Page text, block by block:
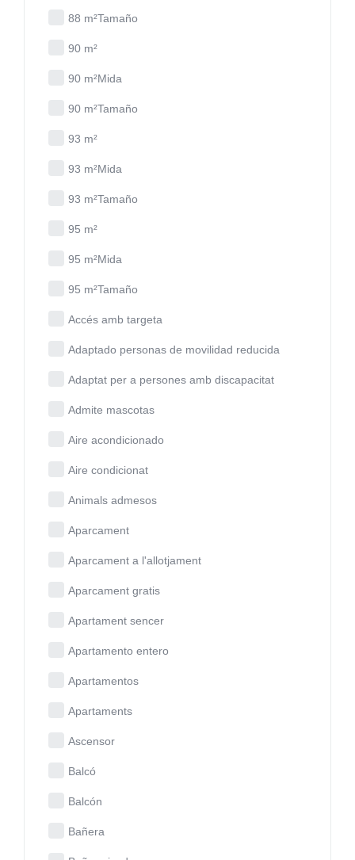
88 m²Tamaño
90 m²
90 m²Mida
90 m²Tamaño
93 m²
93 m²Mida
93 m²Tamaño
95 m²
95 m²Mida
95 m²Tamaño
Accés amb targeta
Adaptado personas de movilidad reducida
Adaptat per a persones amb discapacitat
Admite mascotas
Aire acondicionado
Aire condicionat
Animals admesos
Aparcament
Aparcament a l'allotjament
Aparcament gratis
Apartament sencer
Apartamento entero
Apartamentos
Apartaments
Ascensor
Balcó
Balcón
Bañera